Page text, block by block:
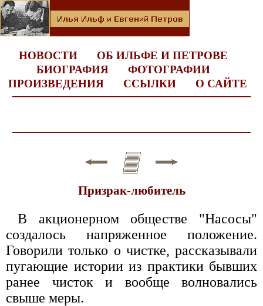
НОВОСТИ
ОБ ИЛЬФЕ И ПЕТРОВЕ
БИОГРАФИЯ
ФОТОГРАФИИ
ПРОИЗВЕДЕНИЯ
ССЫЛКИ О САЙТЕ
Призрак-любитель
В акционерном обществе "Насосы"
создалось напряженное положение.
Говорили только о чистке, рассказывали
пугающие истории из практики бывших
ранее чисток и вообще волновались
свыше меры.